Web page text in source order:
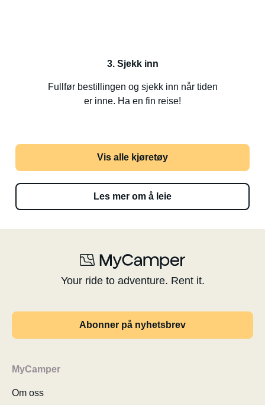
3. Sjekk inn
Fullfør bestillingen og sjekk inn når tiden
er inne. Ha en fin reise!
Vis alle kjøretøy
Les mer om å leie
Your ride to adventure. Rent it.
Abonner på nyhetsbrev
MyCamper
Om oss